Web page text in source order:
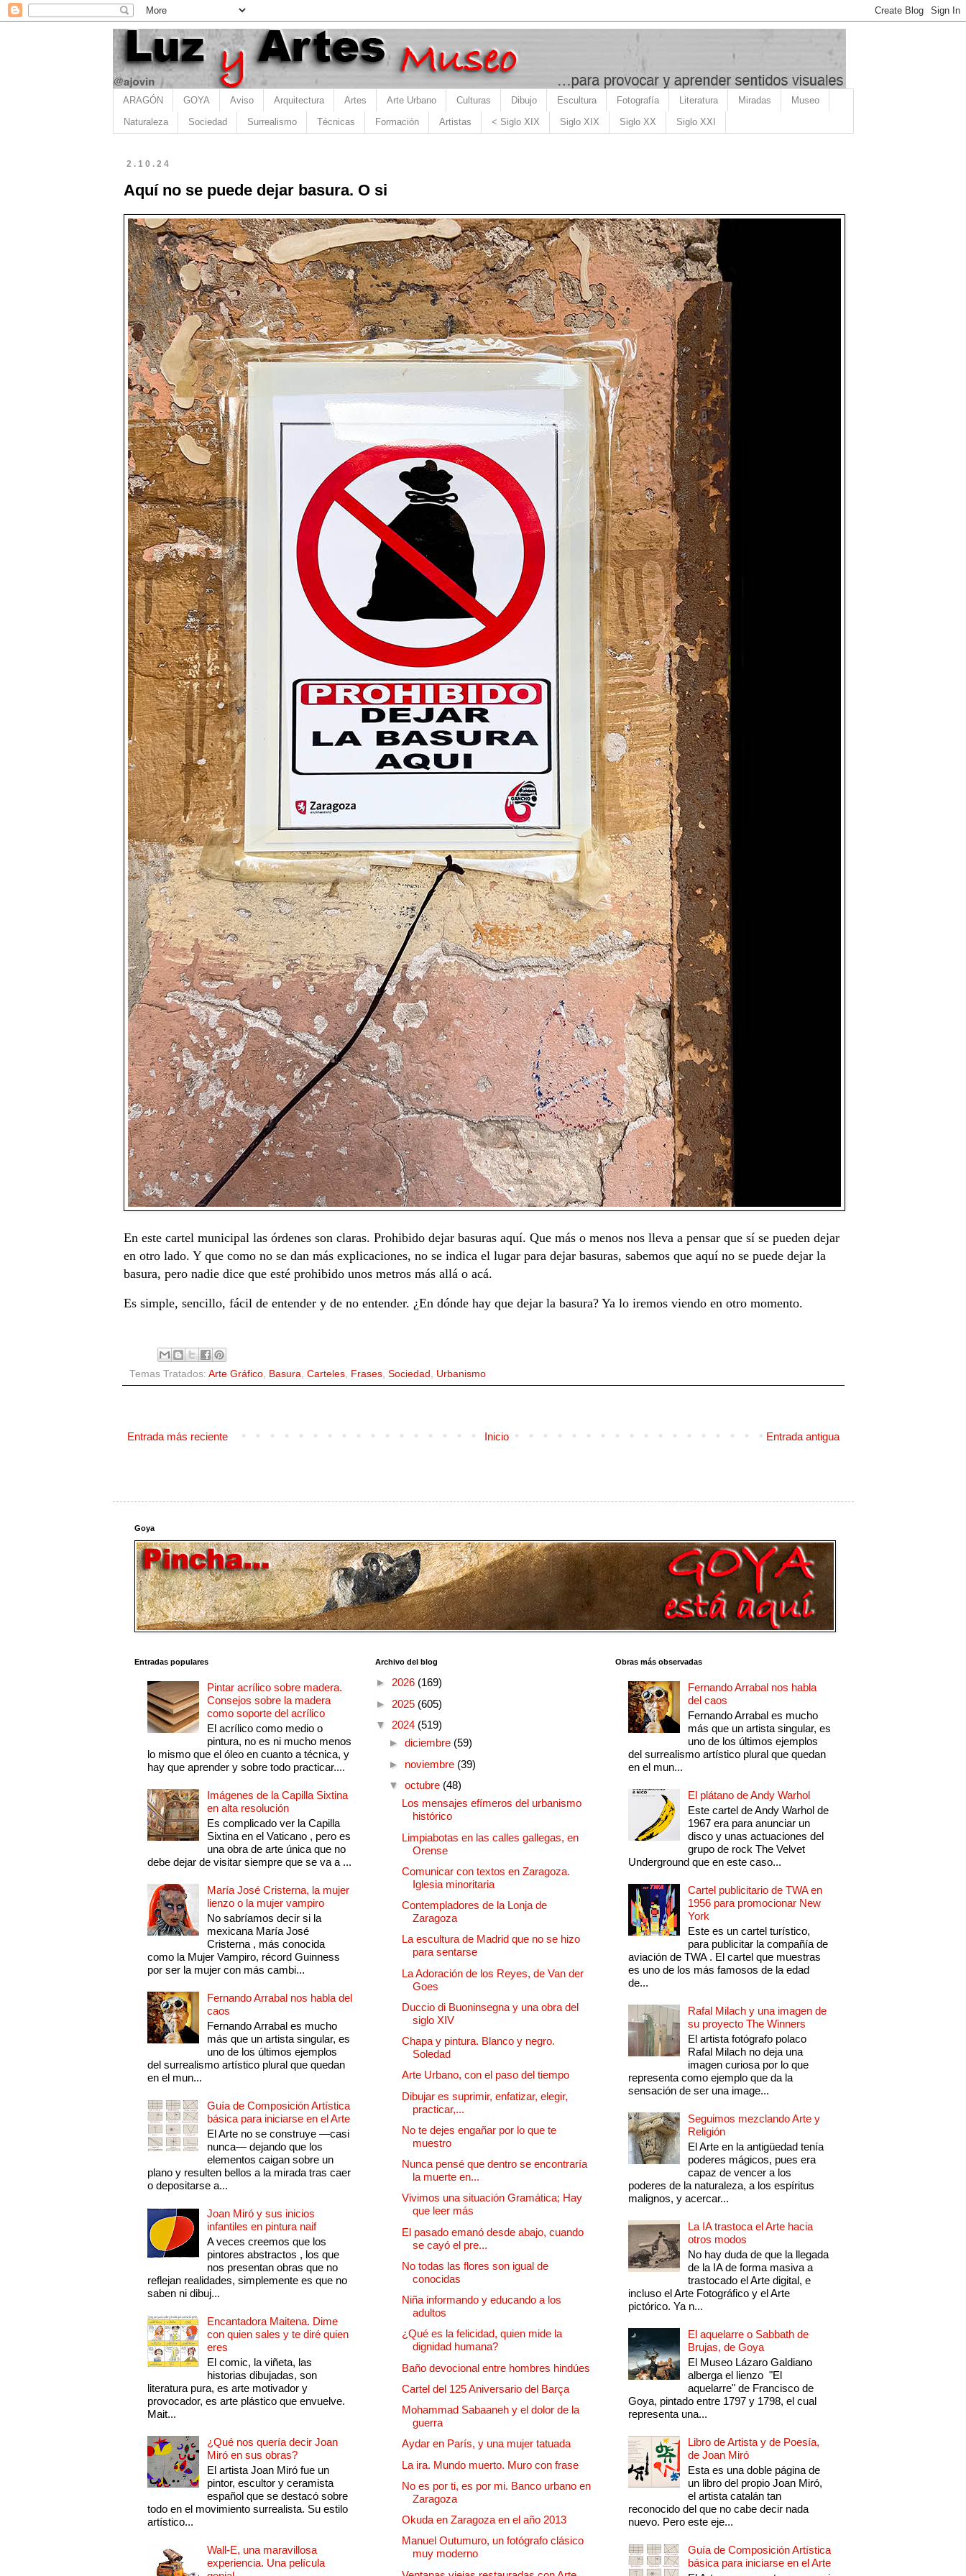
ARAGÓN GOYA Aviso Arquitectura Artes Arte Urbano Culturas Dibujo Escultura Fotografía Literatura Miradas Museo
Naturaleza Sociedad Surrealismo Técnicas Formación Artistas < Siglo XIX Siglo XIX Siglo XX Siglo XXI
2.10.24
Aquí no se puede dejar basura. O si
En este cartel municipal las órdenes son claras. Prohibido dejar basuras aquí. Que más o menos nos lleva a pensar que sí se pueden dejar
en otro lado. Y que como no se dan más explicaciones, no se indica el lugar para dejar basuras, sabemos que aquí no se puede dejar la
basura, pero nadie dice que esté prohibido unos metros más allá o acá.
Es simple, sencillo, fácil de entender y de no entender. ¿En dónde hay que dejar la basura? Ya lo iremos viendo en otro momento.
Temas Tratados: Arte Gráfico, Basura Carteles, Frases, Sociedad Urbanismo
Entrada más reciente Entrada antigua
Inicio
Goya
Entradas populares
Pintar acrílico sobre madera.
Consejos sobre la madera
como soporte del acrílico
El acrílico como medio o
pintura, no es ni mucho menos
lo mismo que el óleo en cuanto a técnica, y
hay que aprender y sobre todo practicar....
Imágenes de la Capilla Sixtina
en alta resolución
Es complicado ver la Capilla
Sixtina en el Vaticano , pero es
una obra de arte única que no
debe dejar de visitar siempre que se va a ...
María José Cristerna, la mujer
lienzo o la mujer vampiro
No sabríamos decir si la
mexicana María José
Cristerna , más conocida
como la Mujer Vampiro, récord Guinness
por ser la mujer con más cambi...
Fernando Arrabal nos habla del
caos
Fernando Arrabal es mucho
más que un artista singular, es
uno de los últimos ejemplos
del surrealismo artístico plural que quedan
en el mun...
Guía de Composición Artística
básica para iniciarse en el Arte
El Arte no se construye —casi
nunca— dejando que los
elementos caigan sobre un
plano y resulten bellos a la mirada tras caer
o depositarse a...
Joan Miró y sus inicios
infantiles en pintura naif
A veces creemos que los
pintores abstractos , los que
nos presentan obras que no
reflejan realidades, simplemente es que no
saben ni dibuj...
Encantadora Maitena. Dime
con quien sales y te diré quien
eres
El comic, la viñeta, las
historias dibujadas, son
literatura pura, es arte motivador y
provocador, es arte plástico que envuelve.
Mait...
¿Qué nos quería decir Joan
Miró en sus obras?
El artista Joan Miró fue un
pintor, escultor y ceramista
español que se destacó sobre
todo en el movimiento surrealista. Su estilo
artístico...
Wall-E, una maravillosa
experiencia. Una película
Archivo del blog
► 2026 (169)
► 2025 (605)
▼ 2024 (519)
► diciembre (59)
► noviembre (39)
▼ octubre (48)
Los mensajes efímeros del urbanismo
histórico
Limpiabotas en las calles gallegas, en
Orense
Comunicar con textos en Zaragoza.
Iglesia minoritaria
Contempladores de la Lonja de
Zaragoza
La escultura de Madrid que no se hizo
para sentarse
La Adoración de los Reyes, de Van der
Goes
Duccio di Buoninsegna y una obra del
siglo XIV
Chapa y pintura. Blanco y negro.
Soledad
Arte Urbano, con el paso del tiempo
Dibujar es suprimir, enfatizar, elegir,
practicar,...
No te dejes engañar por lo que te
muestro
Nunca pensé que dentro se encontraría
la muerte en...
Vivimos una situación Gramática; Hay
que leer más
El pasado emanó desde abajo, cuando
se cayó el pre...
No todas las flores son igual de
conocidas
Niña informando y educando a los
adultos
¿Qué es la felicidad, quien mide la
dignidad humana?
Baño devocional entre hombres hindúes
Cartel del 125 Aniversario del Barça
Mohammad Sabaaneh y el dolor de la
guerra
Aydar en París, y una mujer tatuada
La ira. Mundo muerto. Muro con frase
No es por ti, es por mi. Banco urbano en
Zaragoza
Okuda en Zaragoza en el año 2013
Manuel Outumuro, un fotógrafo clásico
muy moderno
Obras más observadas
Fernando Arrabal nos habla
del caos
Fernando Arrabal es mucho
más que un artista singular, es
uno de los últimos ejemplos
del surrealismo artístico plural que quedan
en el mun...
El plátano de Andy Warhol
Este cartel de Andy Warhol de
1967 era para anunciar un
disco y unas actuaciones del
grupo de rock The Velvet
Underground que en este caso...
Cartel publicitario de TWA en
1956 para promocionar New
York
Este es un cartel turístico,
para publicitar la compañía de
aviación de TWA . El cartel que muestras
es uno de los más famosos de la edad
de...
Rafal Milach y una imagen de
su proyecto The Winners
El artista fotógrafo polaco
Rafal Milach no deja una
imagen curiosa por lo que
representa como ejemplo que da la
sensación de ser una image...
Seguimos mezclando Arte y
Religión
El Arte en la antigüedad tenía
poderes mágicos, pues era
capaz de vencer a los
poderes de la naturaleza, a los espíritus
malignos, y acercar...
La IA trastoca el Arte hacia
otros modos
No hay duda de que la llegada
de la IA de forma masiva a
trastocado el Arte digital, e
incluso el Arte Fotográfico y el Arte
pictórico. Ya n...
El aquelarre o Sabbath de
Brujas, de Goya
El Museo Lázaro Galdiano
alberga el lienzo "El
aquelarre" de Francisco de
Goya, pintado entre 1797 y 1798, el cual
representa una...
Libro de Artista y de Poesía,
de Joan Miró
Esta es una doble página de
un libro del propio Joan Miró,
el artista catalán tan
reconocido del que no cabe decir nada
nuevo. Pero este eje...
Guía de Composición Artística
básica para iniciarse en el Arte